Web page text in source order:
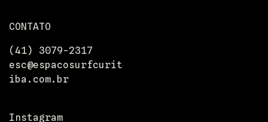
CONTATO
(41) 3079-2317
esc@espacosurfcurit
iba.com.br
Instagram